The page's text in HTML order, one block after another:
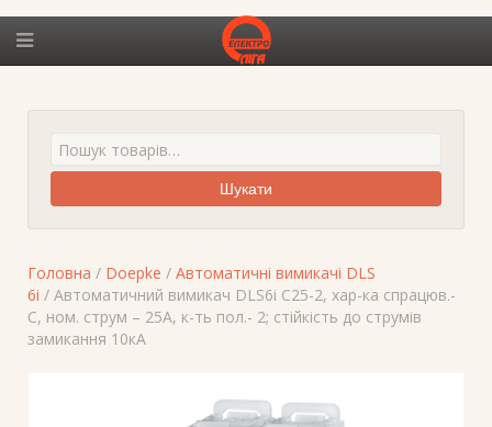
Шукати
Головна / Doepke / Автоматичні вимикачі DLS
6i / Автоматичний вимикач DLS6i C25-2, хар-ка спрацюв.-
C, ном. струм – 25А, к-ть пол.- 2; стійкість до струмів
замикання 10кА